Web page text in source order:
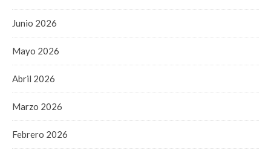
Junio 2026
Mayo 2026
Abril 2026
Marzo 2026
Febrero 2026